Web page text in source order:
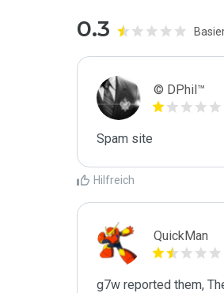
0.3
© DPhil™
Spam site
Hilfreich
QuickMan
g7w reported them,